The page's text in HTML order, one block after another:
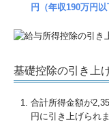
円（年収190万円以
基礎控除の引き上
合計所得⾦額が
円に引き上げられま